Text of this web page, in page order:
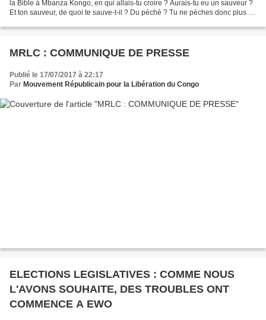
la Bible à Mbanza Kongo, en qui allais-tu croire ? Aurais-tu eu un sauveur ?
Et ton sauveur, de quoi te sauve-t-il ? Du péché ? Tu ne pèches donc plus ?
MRLC : COMMUNIQUE DE PRESSE
Publié le 17/07/2017 à 22:17
Par Mouvement Républicain pour la Libération du Congo
ELECTIONS LEGISLATIVES : COMME NOUS
L'AVONS SOUHAITE, DES TROUBLES ONT
COMMENCE A EWO